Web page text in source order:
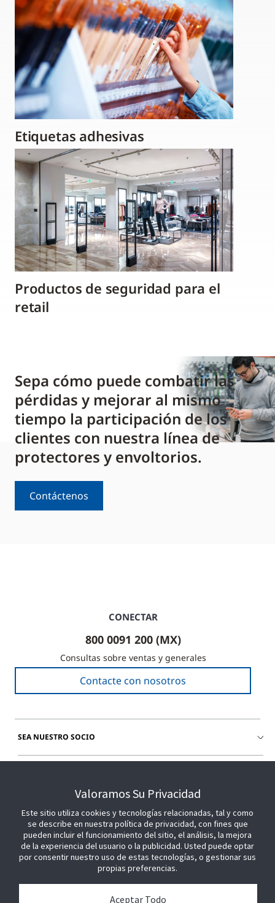
Etiquetas adhesivas
Productos de seguridad para el
retail
Sepa cómo puede combatir las
pérdidas y mejorar al mismo
tiempo la participación de los
clientes con nuestra línea de
protectores y envoltorios.
Contáctenos
CONECTAR
800 0091 200 (MX)
Consultas sobre ventas y generales
Contacte con nosotros
SEA NUESTRO SOCIO
Valoramos Su Privacidad
Este sitio utiliza cookies y tecnologías relacionadas, tal y como
se describe en nuestra política de privacidad, con fines que
pueden incluir el funcionamiento del sitio, el análisis, la mejora
de la experiencia del usuario o la publicidad. Usted puede optar
por consentir nuestro uso de estas tecnologías, o gestionar sus
propias preferencias.
Aceptar Todo